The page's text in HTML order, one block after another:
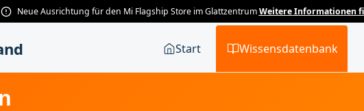
Neue Ausrichtung für den Mi Flagship Store im GlattzentrumWeitere Informationen
Start Wissensdatenbank